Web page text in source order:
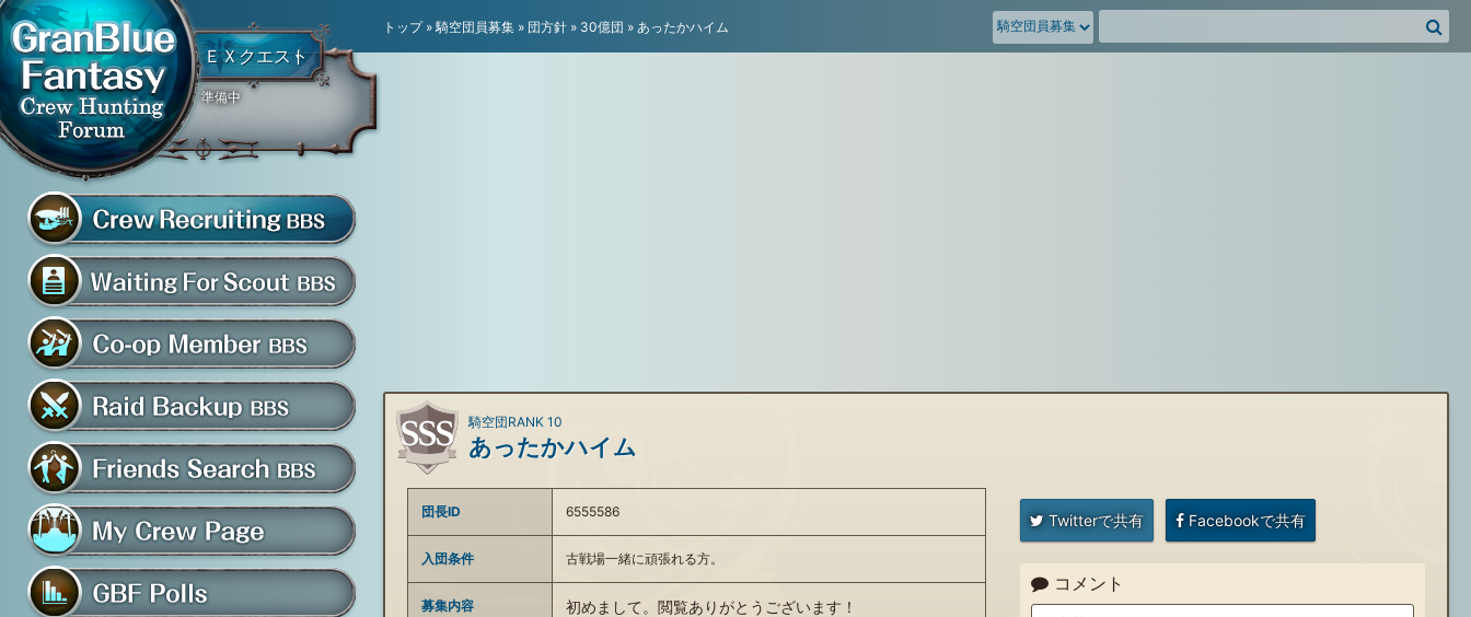
グラブル騎空団募集掲示
騎
空
団
騎空団員募集掲示板
騎空団入団希望掲示板
共闘部屋・メンバー掲示板
マルチバトル救援募集掲示板
フレンド募集掲示板
マイ騎空団ページ
ＥＸクエスト
準備中
トップ»騎空団員募集 » 団方針 » 30億団 » あったかハイム
あったかハイム
騎空団RANK 10
団長ID 6555586
入団条件 古戦場一緒に頑張れる方。
募集内容
初めまして。閲覧ありがとうございます！
Twitterで共有 Facebookで共有
コメント